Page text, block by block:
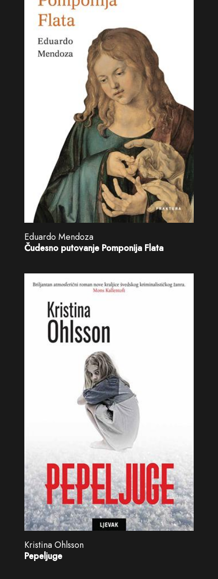
Eduardo Mendoza
Čudesno putovanje Pomponija Flata
Kristina Ohlsson
Pepeljuge